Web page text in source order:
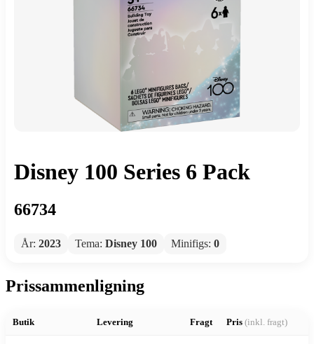
Disney 100 Series 6 Pack
66734
År: 2023 Tema: Disney 100 Minifigs: 0
Prissammenligning
Butik Levering Fragt Pris (inkl. fragt)